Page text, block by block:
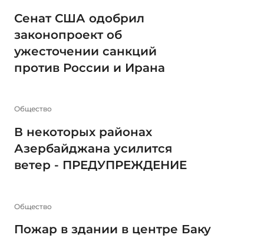
Сенат США одобрил
законопроект об
ужесточении санкций
против России и Ирана
Общество
В некоторых районах
Азербайджана усилится
ветер - ПРЕДУПРЕЖДЕНИЕ
Общество
Пожар в здании в центре Баку